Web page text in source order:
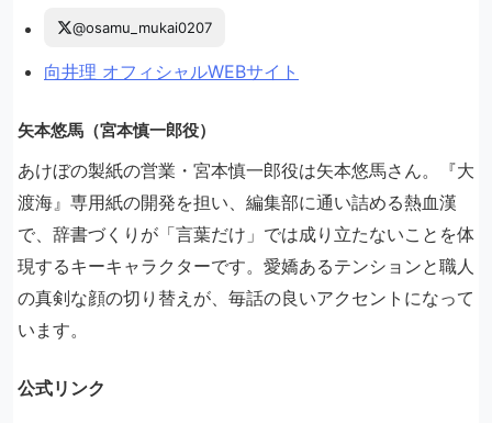
@osamu_mukai0207
向井理 オフィシャルWEBサイト
矢本悠馬（宮本慎一郎役）
あけぼの製紙の営業・宮本慎一郎役は矢本悠馬さん。『大
渡海』専用紙の開発を担い、編集部に通い詰める熱血漢
で、辞書づくりが「言葉だけ」では成り立たないことを体
現するキーキャラクターです。愛嬌あるテンションと職人
の真剣な顔の切り替えが、毎話の良いアクセントになって
います。
公式リンク